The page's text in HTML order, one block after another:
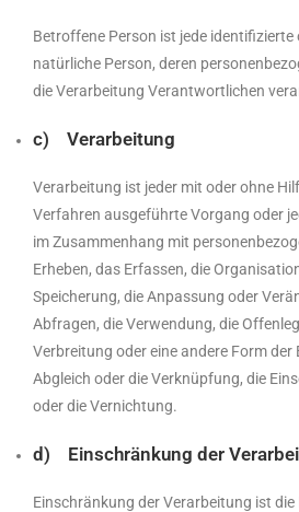
Betroffene Person ist jede
natürliche Person, deren
die Verarbeitung Verantwortlichen
c) Verarbeitung
Verarbeitung ist jeder mit oder ohne
Verfahren ausgeführte Vorgang oder
im Zusammenhang mit
Erheben, das Erfassen, die
Speicherung, die Anpassung oder
Abfragen, die Verwendung, die
Verbreitung oder eine andere Form der
Abgleich oder die Verknüpfung, die
oder die Vernichtung.
d) Einschränkung der
Einschränkung der Verarbeitung ist